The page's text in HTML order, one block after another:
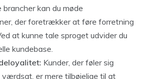
brancher kan du møde
der foretrækker at føre forretning
at kunne tale sproget udvider du
kundebase.
Kunder, der føler sig
er mere tilbøjelige til at